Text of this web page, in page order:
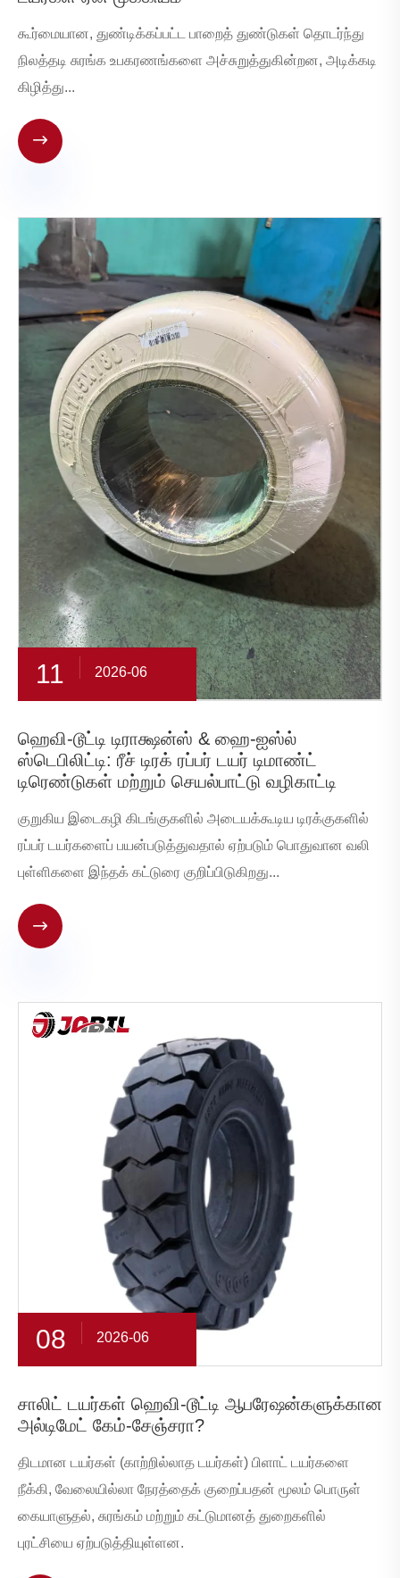
கூர்மையான, துண்டிக்கப்பட்ட பாறைத் துண்டுகள் தொடர்ந்து
நிலத்தடி சுரங்க உபகரணங்களை அச்சுறுத்துகின்றன, அடிக்கடி
கிழித்து...

11 2026-06
ஹெவி-டூட்டி டிராக்ஷன்ஸ் & ஹை-ஐஸ்ல்
ஸ்டெபிலிட்டி: ரீச் டிரக் ரப்பர் டயர் டிமாண்ட்
டிரெண்டுகள் மற்றும் செயல்பாட்டு வழிகாட்டி
குறுகிய இடைகழி கிடங்குகளில் அடையக்கூடிய டிரக்குகளில்
ரப்பர் டயர்களைப் பயன்படுத்துவதால் ஏற்படும் பொதுவான வலி
புள்ளிகளை இந்தக் கட்டுரை குறிப்பிடுகிறது...

08 2026-06
சாலிட் டயர்கள் ஹெவி-டூட்டி ஆபரேஷன்களுக்கான
அல்டிமேட் கேம்-சேஞ்சரா?
திடமான டயர்கள் (காற்றில்லாத டயர்கள்) பிளாட் டயர்களை
நீக்கி, வேலையில்லா நேரத்தைக் குறைப்பதன் மூலம் பொருள்
கையாளுதல், சுரங்கம் மற்றும் கட்டுமானத் துறைகளில்
புரட்சியை ஏற்படுத்தியுள்ளன.